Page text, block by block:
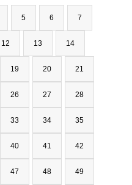
5 6 7
12 13 14
19 20 21
26 27 28
33 34 35
40 41 42
47 48 49